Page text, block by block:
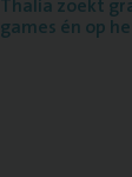
games én op